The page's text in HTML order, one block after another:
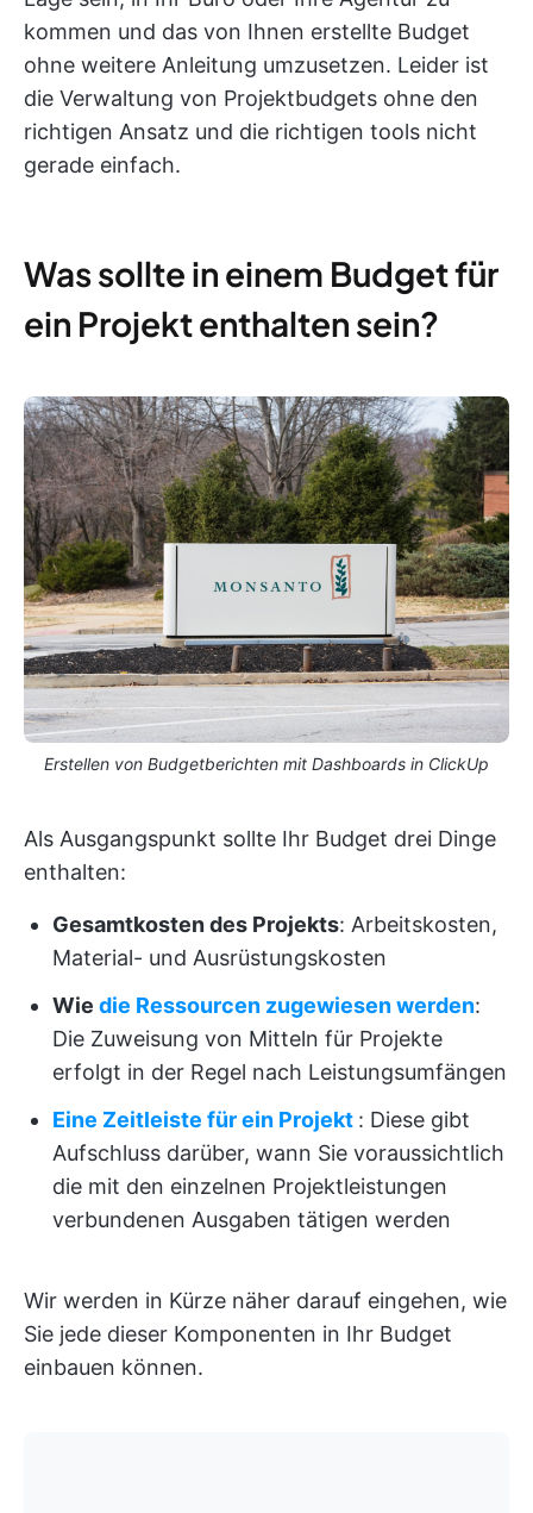
kommen und das von Ihnen erstellte Budget
ohne weitere Anleitung umzusetzen. Leider ist
die Verwaltung von Projektbudgets ohne den
richtigen Ansatz und die richtigen tools nicht
gerade einfach.
Was sollte in einem Budget für
ein Projekt enthalten sein?
Erstellen von Budgetberichten mit Dashboards in ClickUp
Als Ausgangspunkt sollte Ihr Budget drei Dinge
enthalten:
Gesamtkosten des Projekts: Arbeitskosten,
Material- und Ausrüstungskosten
Wie die Ressourcen zugewiesen werden:
Die Zuweisung von Mitteln für Projekte
erfolgt in der Regel nach Leistungsumfängen
Eine Zeitleiste für ein Projekt : Diese gibt
Aufschluss darüber, wann Sie voraussichtlich
die mit den einzelnen Projektleistungen
verbundenen Ausgaben tätigen werden
Wir werden in Kürze näher darauf eingehen, wie
Sie jede dieser Komponenten in Ihr Budget
einbauen können.